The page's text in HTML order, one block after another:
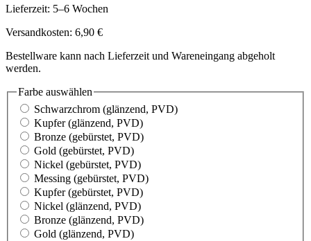
Lieferzeit: 5–6 Wochen
Versandkosten: 6,90 €
Bestellware kann nach Lieferzeit und Wareneingang abgeholt
werden.
Farbe auswählen
Schwarzchrom (glänzend, PVD)
Kupfer (glänzend, PVD)
Bronze (gebürstet, PVD)
Gold (gebürstet, PVD)
Nickel (gebürstet, PVD)
Messing (gebürstet, PVD)
Kupfer (gebürstet, PVD)
Nickel (glänzend, PVD)
Bronze (glänzend, PVD)
Gold (glänzend, PVD)